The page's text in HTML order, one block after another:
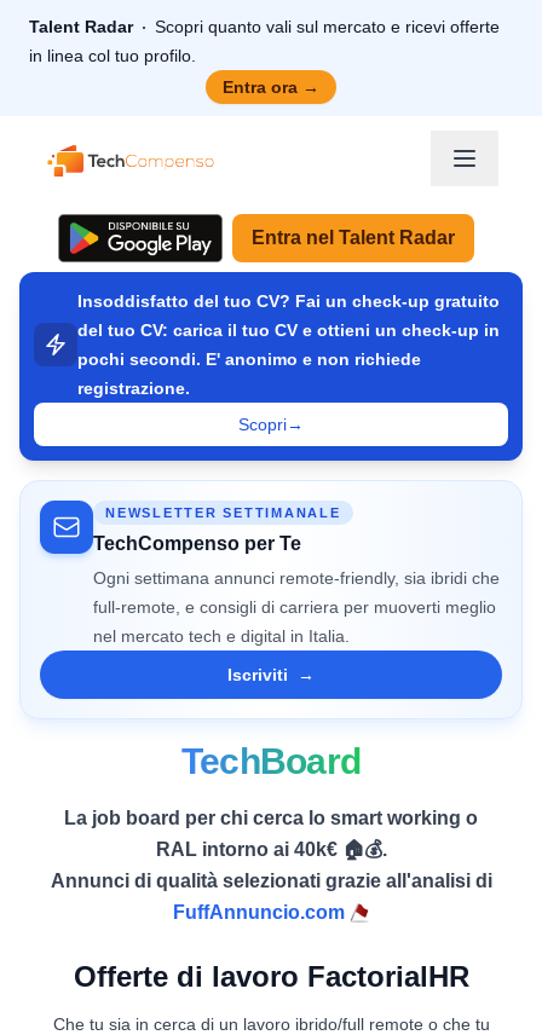
Talent Radar
Scopri quanto vali sul mercato e ricevi offerte
in linea col tuo profilo.
Entra ora →
TechCompenso
Entra nel Talent Radar
Insoddisfatto del tuo CV? Fai un check-up gratuito
del tuo CV: carica il tuo CV e ottieni un check-up in
pochi secondi. E' anonimo e non richiede
registrazione.
Scopri→
NEWSLETTER SETTIMANALE
TechCompenso per Te
Ogni settimana annunci remote-friendly, sia ibridi che
full-remote, e consigli di carriera per muoverti meglio
nel mercato tech e digital in Italia.
Iscriviti
→
TechBoard
La job board per chi cerca lo smart working o
RAL intorno ai 40k€ 🏠💰.
Annunci di qualità selezionati grazie all'analisi di
FuffAnnuncio.com
Offerte di lavoro FactorialHR
Che tu sia in cerca di un lavoro ibrido/full remote o che tu